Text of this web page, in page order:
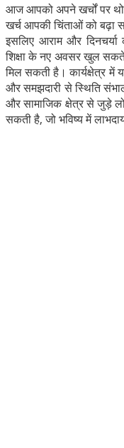
आज आपको अपने खर्चों पर
खर्च आपकी चिंताओं को बढ़ा
इसलिए आराम और दिनचर्या
शिक्षा के नए अवसर खुल
मिल सकती है। कार्यक्षेत्र में
और समझदारी से स्थिति
और सामाजिक क्षेत्र से जुड़े
सकती है, जो भविष्य में